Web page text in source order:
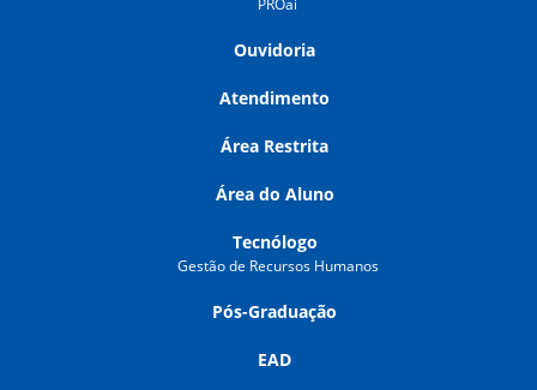
Ouvidoria
Atendimento
Área Restrita
Área do Aluno
Tecnólogo
Gestão de Recursos Humanos
Pós-Graduação
EAD